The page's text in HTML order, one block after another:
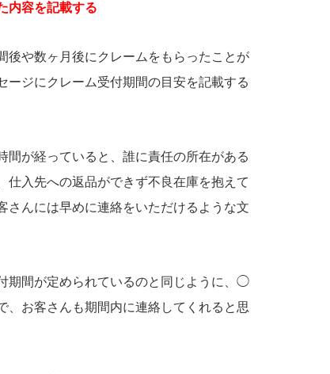
内容を記載する
後や数ヶ月後にクレームをもらったことが
ージにクレーム受付期間の目安を記載する
間が経っていると、誰に責任の所在がある
仕入先への返品ができず不良在庫を抱えて
さんには早めに連絡をいただけるような文
期間が定められているのと同じように、◯
、お客さんも期間内に連絡してくれると思